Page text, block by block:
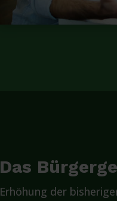
Das
Erhöhung der